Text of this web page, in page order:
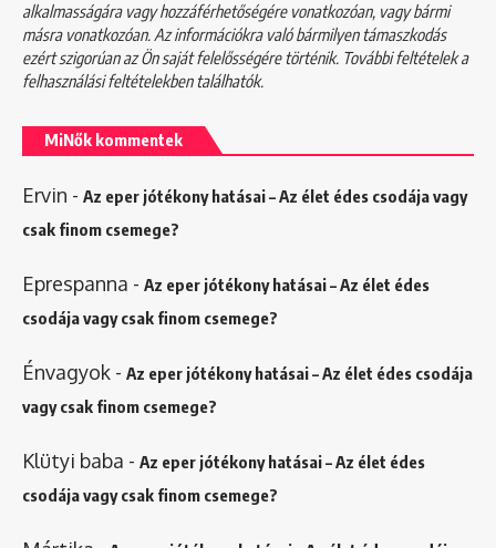
alkalmasságára vagy hozzáférhetőségére vonatkozóan, vagy bármi
másra vonatkozóan. Az információkra való bármilyen támaszkodás
ezért szigorúan az Ön saját felelősségére történik. További feltételek a
felhasználási feltételekbentalálhatók.
MiNők kommentek
Ervin - Az eper jótékony hatásai – Az élet édes csodája vagy
csak finom csemege?
Eprespanna - Az eper jótékony hatásai – Az élet édes
csodája vagy csak finom csemege?
Énvagyok - Az eper jótékony hatásai – Az élet édes csodája
vagy csak finom csemege?
Klütyi baba - Az eper jótékony hatásai – Az élet édes
csodája vagy csak finom csemege?